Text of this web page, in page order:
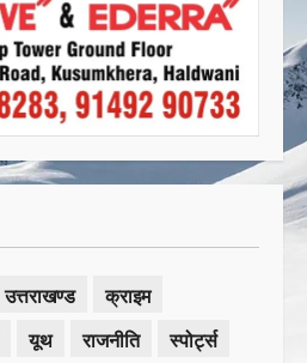
उत्तराखण्ड
क्राइम
यूथ राजनीति
स्पोर्ट्स